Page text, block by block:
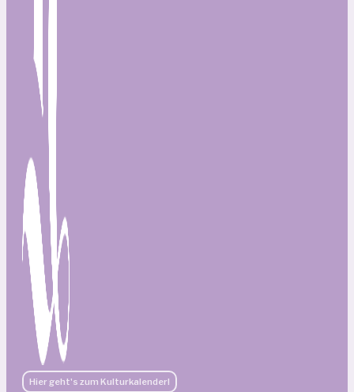
Hier geht's zum Kulturkalender!